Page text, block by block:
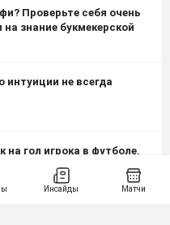
Проверьте себя очень
знание букмекерской
интуиции не всегда
на гол игрока в футболе.
капперов с
гайдом